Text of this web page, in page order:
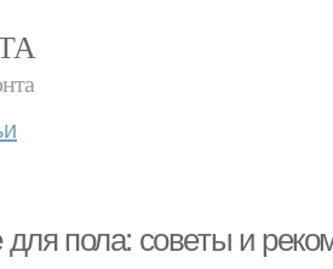
пола: советы и